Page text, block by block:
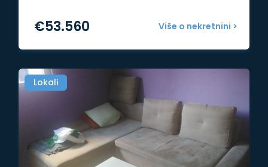
Više o nekretnini >
€53.560
Lokali